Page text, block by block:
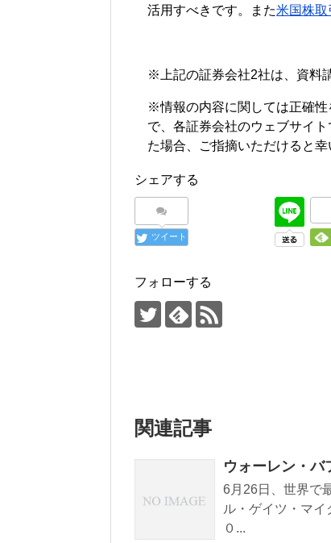
活用すべきです。また米国株取
※上記の証券会社2社は、資料
※情報の内容に関しては正確
で、各証券会社のウェブサイ
た場合、ご指摘いただけると幸
シェアする
ツイート
フォローする
関連記事
ウォーレン・
6月26日、世界で
ル・ゲイツ・マ
０...